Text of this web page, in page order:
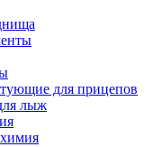
для прицепов
лыж